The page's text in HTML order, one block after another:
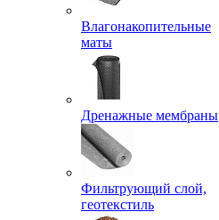
Влагонакопительные
маты
Дренажные мембраны
Фильтрующий слой,
геотекстиль